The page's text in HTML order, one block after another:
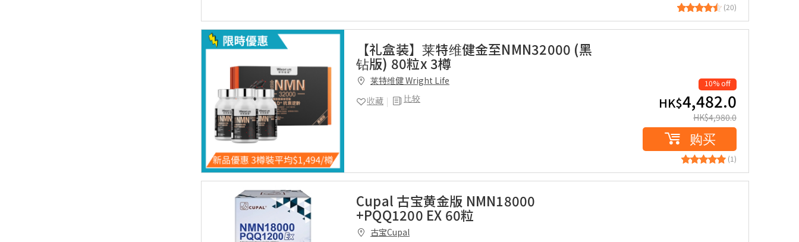
(20)
【礼盒装】莱特维健金至NMN32000 (黑
钻版) 80粒x 3樽
莱特维健 Wright Life
比较
收藏
10% off
HK$4,482.0
HK$4,980.0
购买
(1)
Cupal 古宝黄金版 NMN18000
+PQQ1200 EX 60粒
古宝Cupal